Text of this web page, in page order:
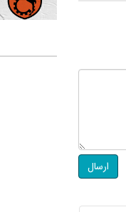
ارسال